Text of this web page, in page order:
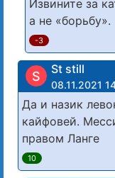
Извините за
а не «борьбу».
-3
S St still
08.11.2021
Да и назик
кайфовей.
правом Ланге
10